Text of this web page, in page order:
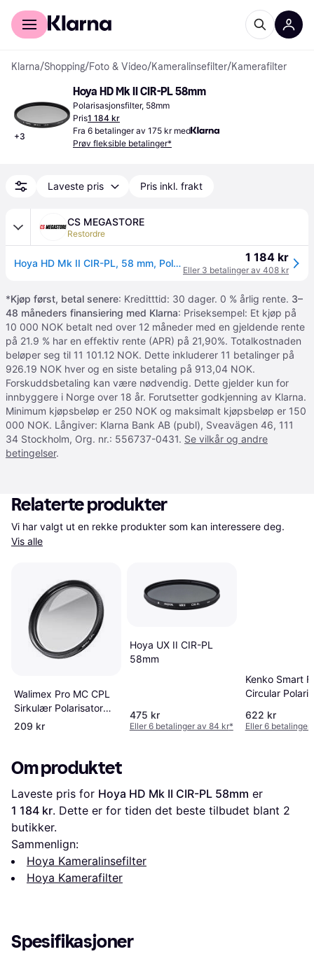
For kunder
Klarna/Shopping/Foto & Video/Kameralinsefilter/Kamerafilter
+3
Hoya HD Mk II CIR-PL 58mm
Polarisasjonsfilter, 58mm
Pris1 184 kr
Fra 6 betalinger av 175 kr med
Prøv fleksible betalinger*
Laveste pris Pris inkl. frakt
CS MEGASTORE
Restordre
Hoya HD Mk II CIR-PL, 58 mm, Polariserende, 1 stykker 1 184 kr
Eller 3 betalinger av 408 kr
*Kjøp først, betal senere: Kreditttid: 30 dager. 0 % årlig rente. 3–
48 måneders finansiering med Klarna: Priseksempel: Et kjøp på
10 000 NOK betalt ned over 12 måneder med en gjeldende rente
på 21.9 % har en effektiv rente (APR) på 21,90%. Totalkostnaden
beløper seg til 11 101.12 NOK. Dette inkluderer 11 betalinger på
926.19 NOK hver og en siste betaling på 913,04 NOK.
Forskuddsbetaling kan være nødvendig. Dette gjelder kun for
innbyggere i Norge over 18 år. Forutsetter godkjenning av Klarna.
Minimum kjøpsbeløp er 250 NOK og maksimalt kjøpsbeløp er 150
000 NOK. Långiver: Klarna Bank AB (publ), Sveavägen 46, 111
34 Stockholm, Org. nr.: 556737-0431. Se vilkår og andre
betingelser.
Relaterte produkter
Vis alle
Walimex Pro MC CPL
Sirkulær Polarisator
58 mm
209 kr
Hoya UX II CIR-PL
58mm
475 kr
Eller 6 betalinger av 84 kr*
Kenko Smart
Circular
622 kr
Eller 6 betalinger
Om produktet
Laveste pris for Hoya HD Mk II CIR-PL 58mm
1 184 kr. Dette er for tiden det beste tilbudet blant 2
butikker.
Sammenlign:
Hoya Kameralinsefilter
Hoya Kamerafilter
Spesifikasjoner